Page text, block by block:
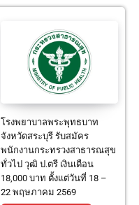
โรงพยาบาลพระพุทธบาท
จังหวัดสระบุรี รับสมัคร
พนักงานกระทรวงสาธารณสุข
ทั่วไป วุฒิ ป.ตรี เงินเดือน
18,000 บาท ตั้งแต่วันที่ 18 –
22 พฤษภาคม 2569